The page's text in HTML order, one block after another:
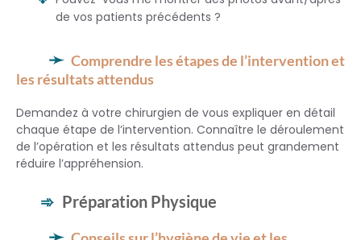
de vos patients précédents ?
Comprendre les étapes de l’intervention et
les résultats attendus
Demandez à votre chirurgien de vous expliquer en détail
chaque étape de l’intervention. Connaître le déroulement
de l’opération et les résultats attendus peut grandement
réduire l’appréhension.
Préparation Physique